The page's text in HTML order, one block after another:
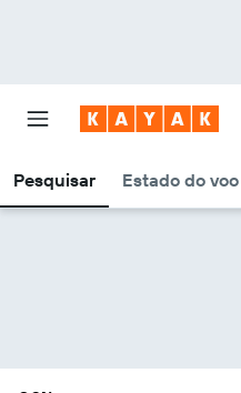
Pesquisar Estado do voo